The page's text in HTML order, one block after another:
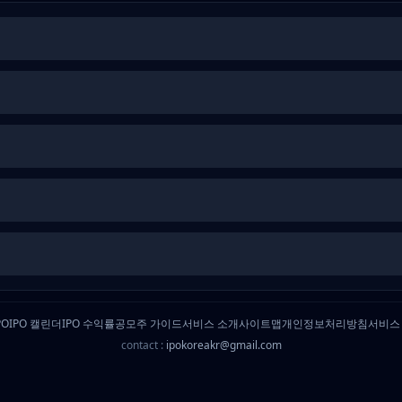
IPO 캘린더IPO 수익률공모주 가이드서비스 소개사이트맵개인정보처리방침서비
contact : ipokoreakr@gmail.com